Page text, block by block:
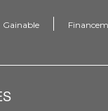
Gainable